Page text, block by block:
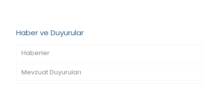
Haber ve Duyurular
Haberler
Mevzuat Duyuruları